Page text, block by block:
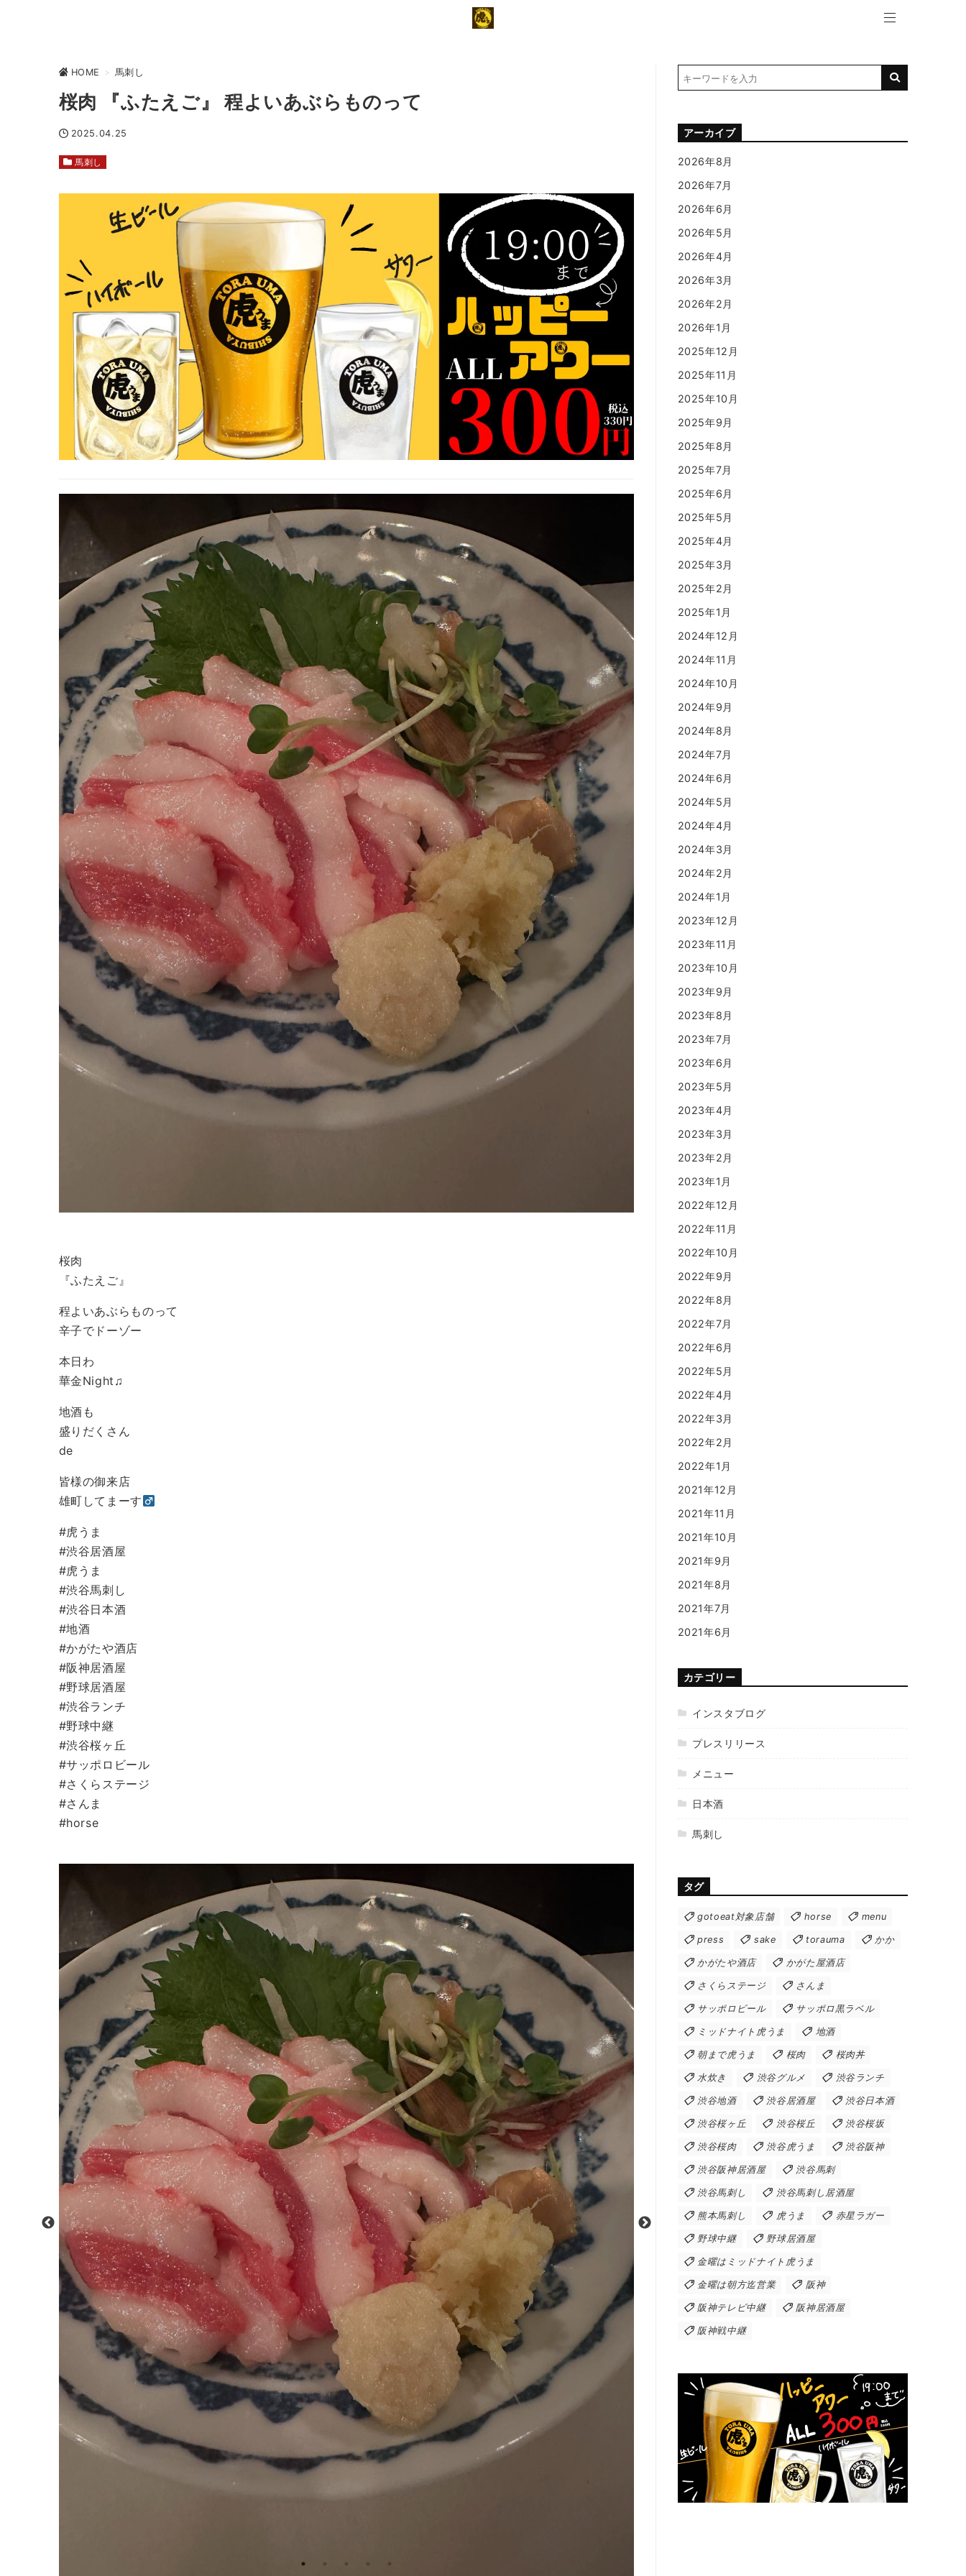
HOME > 馬刺し
桜肉 『ふたえご』 程よいあぶらものって
2025.04.25
馬刺し
桜肉
『ふたえご』
程よいあぶらものって
辛子でドーゾー
本日わ
華金Night♫
地酒も
盛りだくさん
de
皆様の御来店
雄町してまーす‍
#虎うま
#渋谷居酒屋
#虎うま
#渋谷馬刺し
#渋谷日本酒
#地酒
#かがたや酒店
#阪神居酒屋
#野球居酒屋
#渋谷ランチ
#野球中継
#渋谷桜ヶ丘
#サッポロビール
#さくらステージ
#さんま
#horse
アーカイブ
2026年8月
2026年7月
2026年6月
2026年5月
2026年4月
2026年3月
2026年2月
2026年1月
2025年12月
2025年11月
2025年10月
2025年9月
2025年8月
2025年7月
2025年6月
2025年5月
2025年4月
2025年3月
2025年2月
2025年1月
2024年12月
2024年11月
2024年10月
2024年9月
2024年8月
2024年7月
2024年6月
2024年5月
2024年4月
2024年3月
2024年2月
2024年1月
2023年12月
2023年11月
2023年10月
2023年9月
2023年8月
2023年7月
2023年6月
2023年5月
2023年4月
2023年3月
2023年2月
2023年1月
2022年12月
2022年11月
2022年10月
2022年9月
2022年8月
2022年7月
2022年6月
2022年5月
2022年4月
2022年3月
2022年2月
2022年1月
2021年12月
2021年11月
2021年10月
2021年9月
2021年8月
2021年7月
2021年6月
カテゴリー
インスタブログ
プレスリリース
メニュー
日本酒
馬刺し
タグ
gotoeat対象店舗 horse menu
press sake torauma かか
かがたや酒店 かがた屋酒店
さくらステージ さんま
サッポロビール サッポロ黒ラベル
ミッドナイト虎うま 地酒
朝まで虎うま 桜肉 桜肉丼
水炊き 渋谷グルメ 渋谷ランチ
渋谷地酒 渋谷居酒屋 渋谷日本酒
渋谷桜ヶ丘 渋谷桜丘 渋谷桜坂
渋谷桜肉 渋谷虎うま 渋谷阪神
渋谷阪神居酒屋 渋谷馬刺
渋谷馬刺し 渋谷馬刺し居酒屋
熊本馬刺し 虎うま 赤星ラガー
野球中継 野球居酒屋
金曜はミッドナイト虎うま
金曜は朝方迄営業 阪神
阪神テレビ中継 阪神居酒屋
阪神戦中継